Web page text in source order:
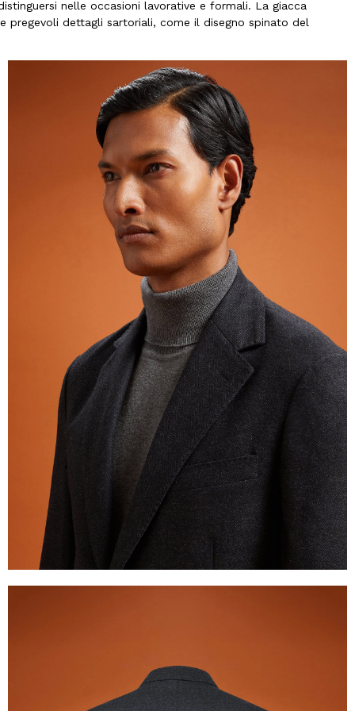
nelle occasioni lavorative e formali. La giacca
pregevoli dettagli sartoriali, come il disegno spinato del